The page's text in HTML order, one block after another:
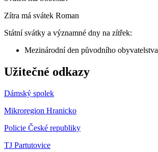
Zítra má svátek Roman
Státní svátky a významné dny na zítřek:
Mezinárodní den původního obyvatelstva
Užitečné odkazy
Dámský spolek
Mikroregion Hranicko
Policie České republiky
TJ Partutovice